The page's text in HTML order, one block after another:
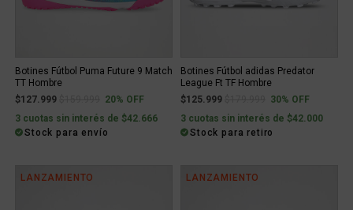
Botines Fútbol Puma Future 9 Match
TT Hombre
$127.999
Price reduced from
to20% OFF
3 cuotas sin interés de $42.666
Stock para envío
Botines Fútbol adidas Predator
League Ft TF Hombre
$125.999
Price reduced from
to30% OFF
3 cuotas sin interés de $42.000
Stock para retiro
LANZAMIENTO LANZAMIENTO